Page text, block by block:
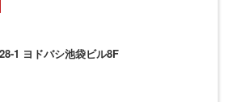
1 ヨドバシ池袋ビル8F